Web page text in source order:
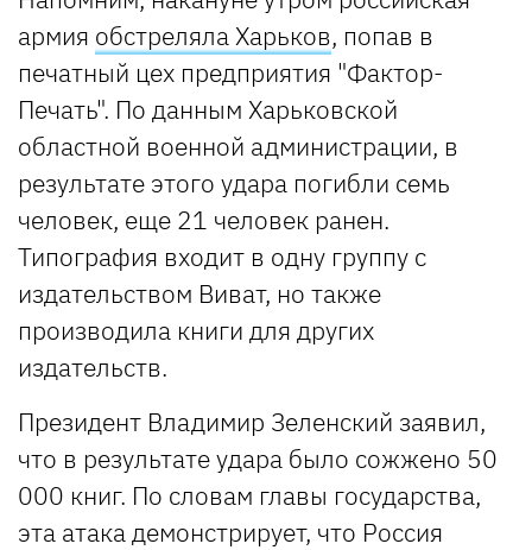
армия обстреляла Харьков, попав в
печатный цех предприятия "Фактор-
Печать". По данным Харьковской
областной военной администрации, в
результате этого удара погибли семь
человек, еще 21 человек ранен.
Типография входит в одну группу с
издательством Виват, но также
производила книги для других
издательств.
Президент Владимир Зеленский заявил,
что в результате удара было сожжено 50
000 книг. По словам главы государства,
эта атака демонстрирует, что Россия